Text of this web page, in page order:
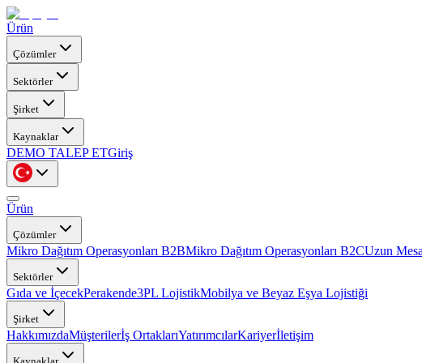
Ürün
Çözümler
Sektörler
Şirket
Kaynaklar
DEMO TALEP ETGiriş
Ürün
Çözümler
Mikro Dağıtım Operasyonları B2BMikro Dağıtım Operasyonları B2CUzun
Sektörler
Gıda ve İçecekPerakende3PL LojistikMobilya ve Beyaz Eşya Lojistiği
Şirket
HakkımızdaMüşterilerİş OrtaklarıYatırımcılarKariyerİletişim